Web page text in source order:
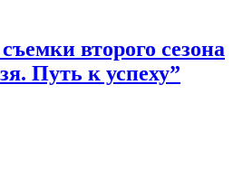
второго сезона
Путь к успеху”